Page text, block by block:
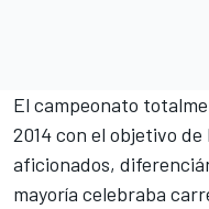
El campeonato
2014 con el objetivo
aficionados,
mayoría celebraba